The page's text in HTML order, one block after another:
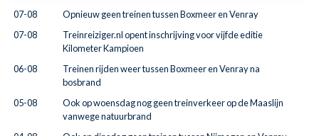
07-08
Opnieuw geen treinen tussen Boxmeer en Venray
07-08
Treinreiziger.nl opent inschrijving voor vijfde editie
Kilometer Kampioen
06-08
Treinen rijden weer tussen Boxmeer en Venray na
bosbrand
05-08
Ook op woensdag nog geen treinverkeer op de Maaslijn
vanwege natuurbrand